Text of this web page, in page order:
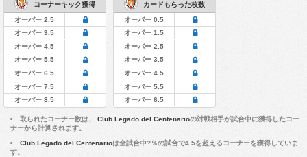
コーナーキック獲得
オーバー 2.5
オーバー 3.5
オーバー 4.5
オーバー 5.5
オーバー 6.5
オーバー 7.5
オーバー 8.5
カードもらった枚数
オーバー 0.5
オーバー 1.5
オーバー 2.5
オーバー 3.5
オーバー 4.5
オーバー 5.5
オーバー 6.5
取られたコーナー数は、 Club Legado del Centenarioの対戦相手が試合中に獲得したコー
ナーから計算されます。
Club Legado del Centenarioは全試合中?％の試合で4.5を超えるコーナーを獲得していま
す。